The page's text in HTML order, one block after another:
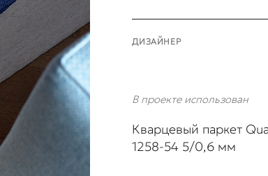
ДИЗАЙНЕР
В проекте использован
Кварцевый паркет
1258-54 5/0,6 мм